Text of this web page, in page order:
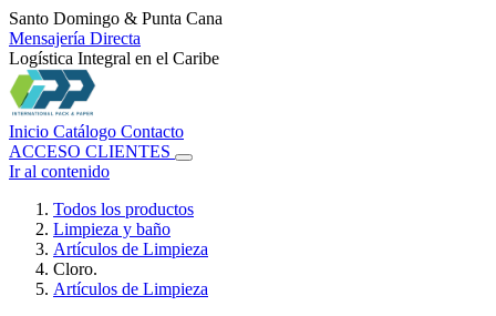
Santo Domingo & Punta Cana
Mensajería Directa
Logística Integral en el Caribe
Inicio Catálogo Contacto
ACCESO CLIENTES
Ir al contenido
Todos los productos
Limpieza y baño
Artículos de Limpieza
Cloro.
Artículos de Limpieza